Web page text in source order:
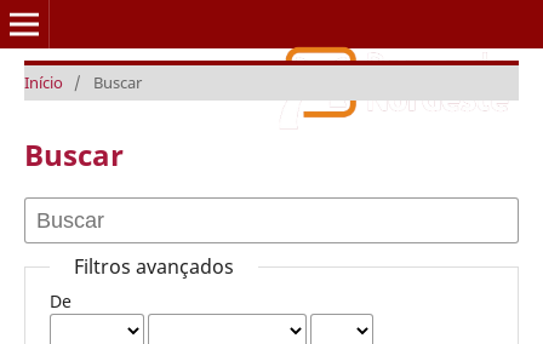
Caderno Setorial ETENE
Início / Buscar
Buscar
Filtros avançados
De